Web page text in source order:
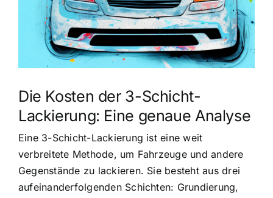
Die Kosten der 3-Schicht-
Lackierung: Eine genaue Analyse
Eine 3-Schicht-Lackierung ist eine weit
verbreitete Methode, um Fahrzeuge und andere
Gegenstände zu lackieren. Sie besteht aus drei
aufeinanderfolgenden Schichten: Grundierung,